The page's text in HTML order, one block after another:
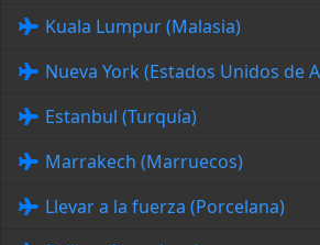
Kuala Lumpur (Malasia)
Nueva York (Estados Unidos de
Estanbul (Turquía)
Marrakech (Marruecos)
Llevar a la fuerza (Porcelana)